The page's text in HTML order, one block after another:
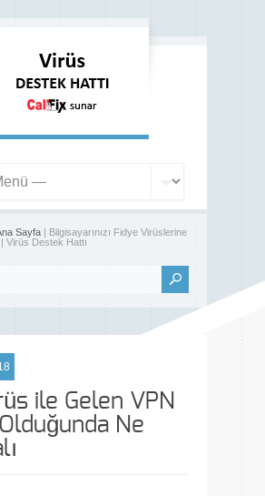
Sayfa | Bilgisayarınızı Fidye Virüslerine
Virüs Destek Hattı
ile Gelen VPN
Ne